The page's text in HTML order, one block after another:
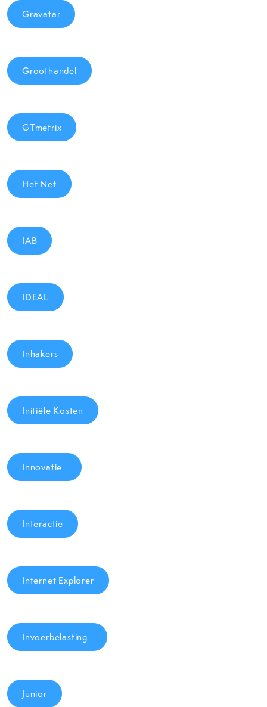
Gravatar
Groothandel
GTmetrix
Het Net
IAB
IDEAL
Inhakers
Initiële Kosten
Innovatie
Interactie
Internet Explorer
Invoerbelasting
Junior